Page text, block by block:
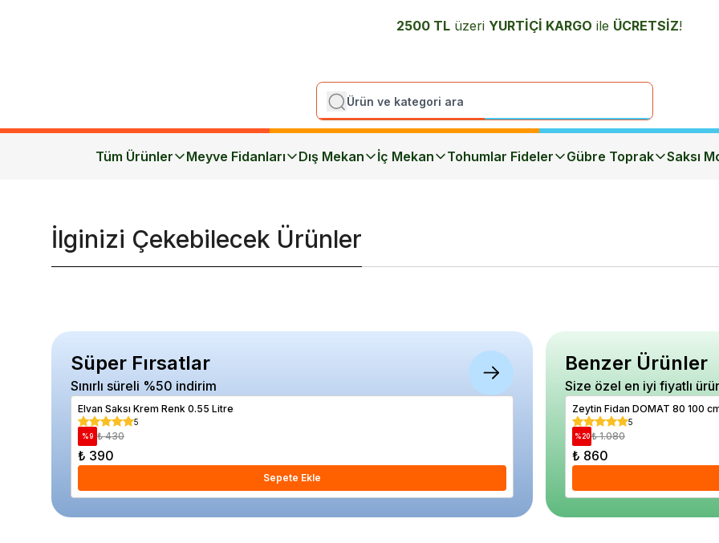
2500 TL üzeri YURTİÇİ KARGO ile ÜCRETSİZ!
Tüm Ürünler Meyve Fidanları Dış Mekan İç Mekan Tohumlar Fideler Gübre Toprak Saksı
İlginizi Çekebilecek Ürünler
Süper Fırsatlar
Sınırlı süreli %50 indirim
Elvan Saksı Krem Renk 0.55 Litre
5
% 9 ₺ 430
₺ 390
Sepete Ekle
Gümüşi Taflan Fidanı Euonymus
5
Benzer Ürünler
Size özel en iyi fiyatlı
Zeytin Fidan DOMAT 80 100
5
%20 ₺ 1.080
₺ 860